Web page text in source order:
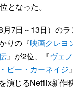
となった。
7日～13日）のラ
りの『映画クレ
』が2位、『ヴェ
ビー・カーネイジ
演じるNetflix新作